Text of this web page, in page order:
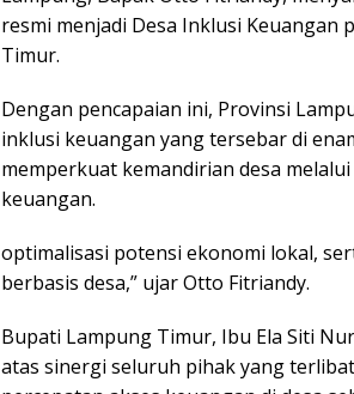
resmi menjadi Desa Inklusi Keuangan
Timur.
Dengan pencapaian ini, Provinsi
inklusi keuangan yang tersebar di
memperkuat kemandirian desa
keuangan.
optimalisasi potensi ekonomi lokal,
berbasis desa,” ujar Otto Fitriandy.
Bupati Lampung Timur, Ibu Ela Siti
atas sinergi seluruh pihak yang